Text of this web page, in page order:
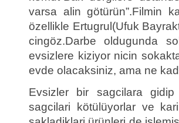
varsa alin götürün”.Filmin
özellikle Ertugrul(Ufuk
cingöz.Darbe oldugunda
evsizlere kiziyor nicin
evde olacaksiniz, ama ne
Evsizler bir sagcilara
sagcilari kötülüyorlar ve